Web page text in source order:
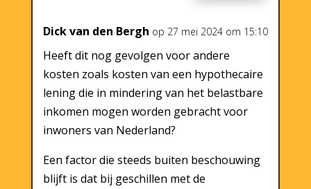
Dick van den Bergh op 27 mei 2024 om 15:10
Heeft dit nog gevolgen voor andere
kosten zoals kosten van een hypothecaire
lening die in mindering van het belastbare
inkomen mogen worden gebracht voor
inwoners van Nederland?
Een factor die steeds buiten beschouwing
blijft is dat bij geschillen met de